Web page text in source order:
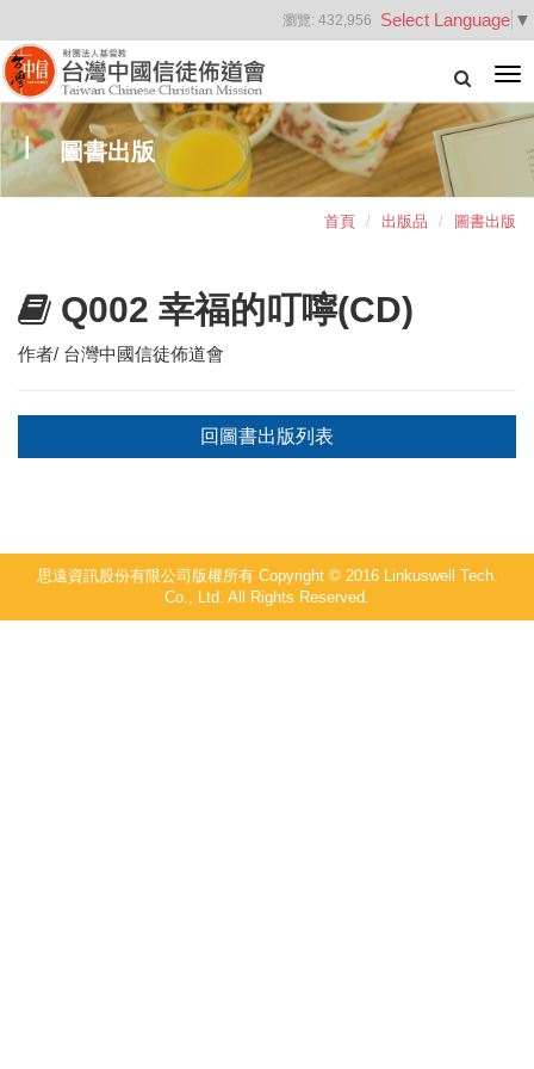
Select Language ▼
瀏覽: 432,956
圖書出版
首頁 出版品 圖書出版
Q002 幸福的叮嚀(CD)
作者/ 台灣中國信徒佈道會
回圖書出版列表
思遠資訊股份有限公司版權所有 Copyright © 2016 Linkuswell Tech.
Co., Ltd. All Rights Reserved.